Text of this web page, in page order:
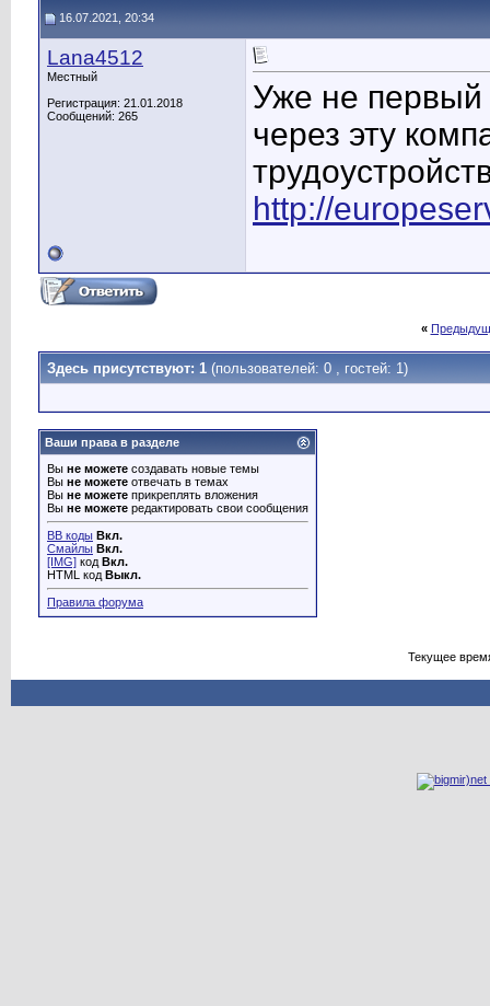
16.07.2021, 20:34
Lana4512
Местный
Регистрация: 21.01.2018
Сообщений: 265
Уже не первый
через эту
http://
«
Здесь присутствуют: 1 (пользователей: 0 , гостей: 1)
Ваши права в разделе
Вы не можете создавать новые темы
Вы не можете отвечать в темах
Вы не можете прикреплять вложения
Вы не можете редактировать свои сообщения
BB коды Вкл.
Смайлы Вкл.
[IMG] код Вкл.
HTML код Выкл.
Правила форума
Текущее